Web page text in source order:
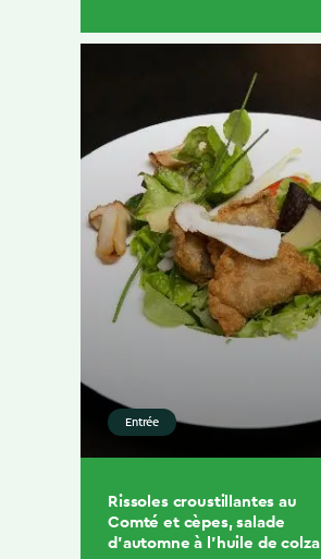
Entrée
Rissoles croustillantes au
Comté et cèpes, salade
d’automne à l’huile de colza